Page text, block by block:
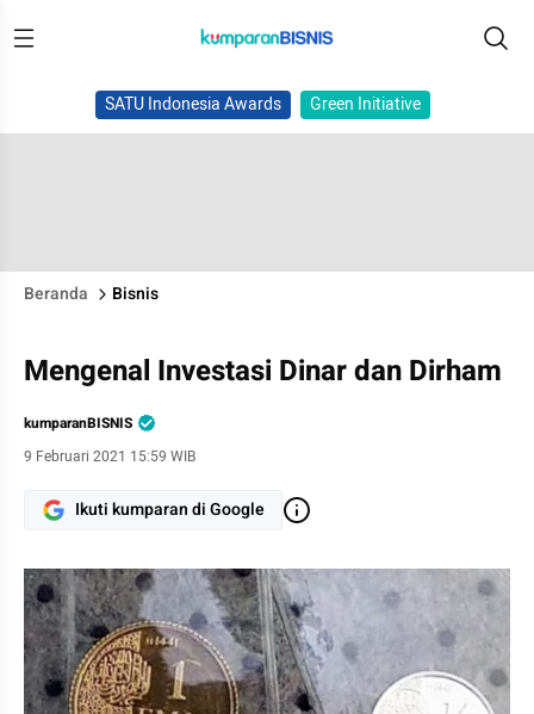
SATU Indonesia Awards Green Initiative
Beranda Bisnis
Mengenal Investasi Dinar dan Dirham
kumparanBISNIS
9 Februari 2021 15:59 WIB
Ikuti kumparan di Google